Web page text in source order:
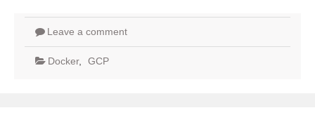
Leave a comment
Docker, GCP